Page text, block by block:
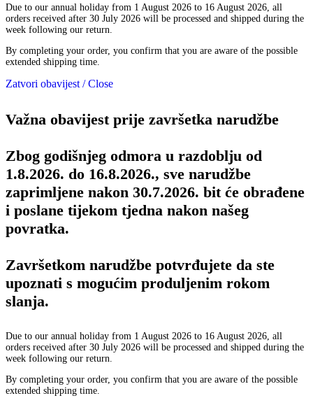
Due to our annual holiday from 1 August 2026 to 16 August 2026, all
orders received after 30 July 2026 will be processed and shipped during the
week following our return.
By completing your order, you confirm that you are aware of the possible
extended shipping time.
Zatvori obavijest / Close
Važna obavijest prije završetka narudžbe
Zbog godišnjeg odmora u razdoblju od
1.8.2026. do 16.8.2026., sve narudžbe
zaprimljene nakon 30.7.2026. bit će obrađene
i poslane tijekom tjedna nakon našeg
povratka.
Završetkom narudžbe potvrđujete da ste
upoznati s mogućim produljenim rokom
slanja.
Due to our annual holiday from 1 August 2026 to 16 August 2026, all
orders received after 30 July 2026 will be processed and shipped during the
week following our return.
By completing your order, you confirm that you are aware of the possible
extended shipping time.